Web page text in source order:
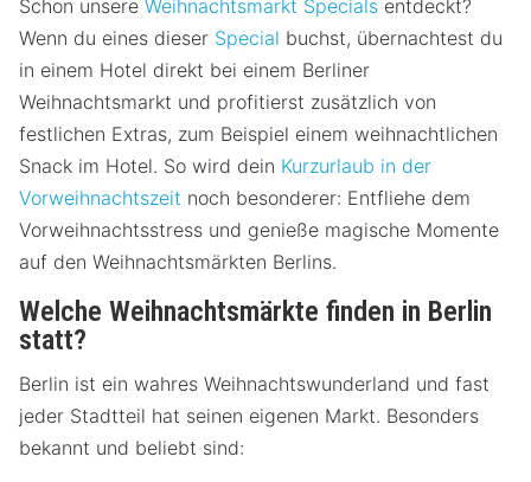
Schon unsere Weihnachtsmarkt Specials entdeckt?
Wenn du eines dieser Special buchst, übernachtest du
in einem Hotel direkt bei einem Berliner
Weihnachtsmarkt und profitierst zusätzlich von
festlichen Extras, zum Beispiel einem weihnachtlichen
Snack im Hotel. So wird dein Kurzurlaub in der
Vorweihnachtszeit noch besonderer: Entfliehe dem
Vorweihnachtsstress und genieße magische Momente
auf den Weihnachtsmärkten Berlins.
Welche Weihnachtsmärkte finden in Berlin
statt?
Berlin ist ein wahres Weihnachtswunderland und fast
jeder Stadtteil hat seinen eigenen Markt. Besonders
bekannt und beliebt sind: